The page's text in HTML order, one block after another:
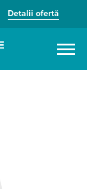
Detalii ofertă